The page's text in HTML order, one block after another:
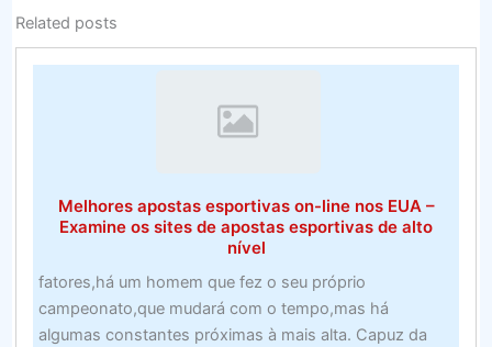
Related posts
Melhores apostas esportivas on-line nos EUA –
Examine os sites de apostas esportivas de alto
nível
fatores,há um homem que fez o seu próprio
campeonato,que mudará com o tempo,mas há
algumas constantes próximas à mais alta. Capuz da